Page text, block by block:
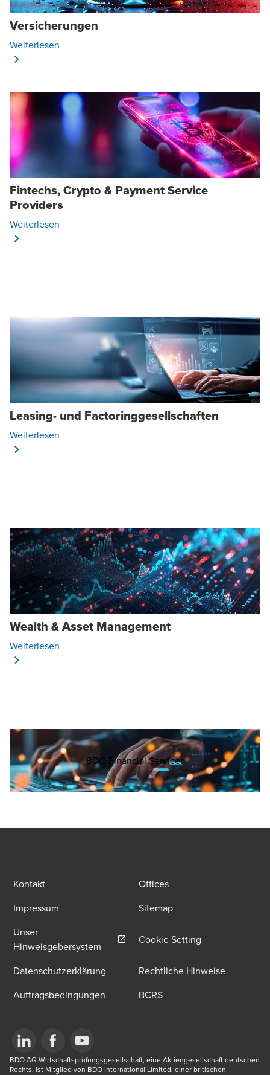
Versicherungen
Weiterlesen
Fintechs, Crypto & Payment Service
Providers
Weiterlesen
Leasing- und Factoringgesellschaften
Weiterlesen
Wealth & Asset Management
Weiterlesen
BDO Financial ServicesOpens in a new
Kontakt
Offices
Impressum
Sitemap
Unser
Hinweisgebersystem Opens in a new window/tab
Cookie Setting
Datenschutzerklärung
Rechtliche Hinweise
Auftragsbedingungen
BCRS
Opens in a new window/tab
Opens in a new window/tab
Opens in a new window/tab
BDO AG Wirtschaftsprüfungsgesellschaft, eine Aktiengesellschaft deutschen
Rechts, ist Mitglied von BDO International Limited, einer britischen